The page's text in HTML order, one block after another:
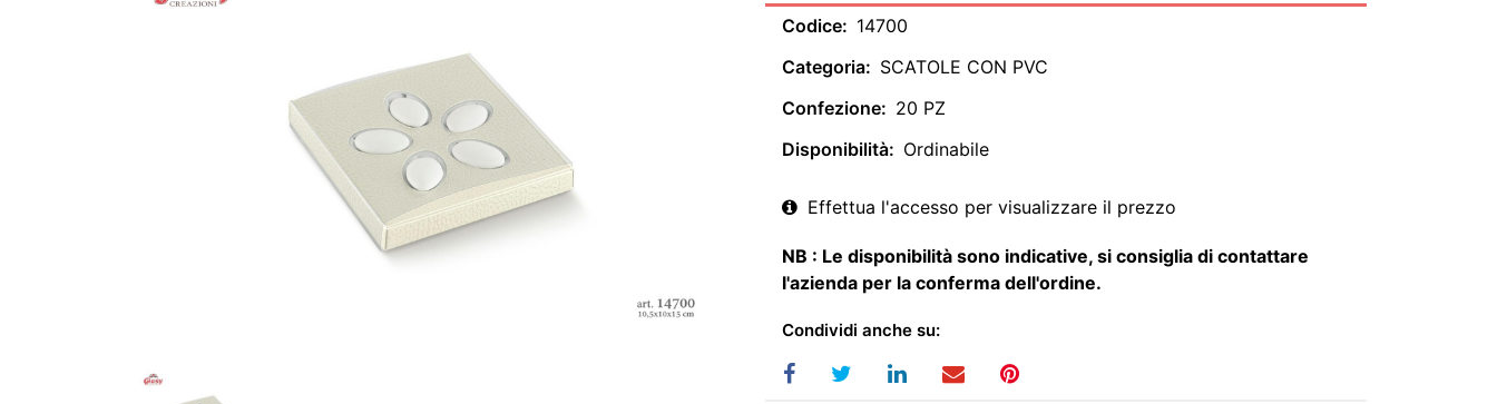
Codice: 14700
Categoria: SCATOLE CON PVC
Confezione: 20 PZ
Disponibilità: Ordinabile
Effettua l'accesso per visualizzare il prezzo
NB : Le disponibilità sono indicative, si consiglia di contattare
l'azienda per la conferma dell'ordine.
Condividi anche su: